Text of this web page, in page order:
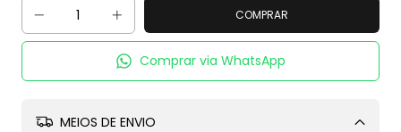
Comprar via WhatsApp
MEIOS DE ENVIO